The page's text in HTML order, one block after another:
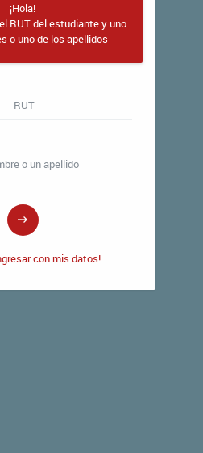
¡Hola!
RUT del estudiante y uno
o uno de los apellidos
RUT
o un apellido
con mis datos!